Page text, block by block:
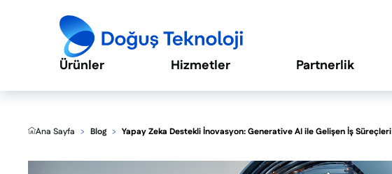
Ürünler Hizmetler Partnerlik
Ana Sayfa Blog Yapay Zeka Destekli İnovasyon: Generative AI ile Gelişen İş Süreçleri